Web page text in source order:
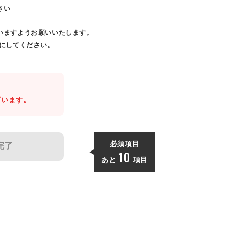
い
すようお願いいたします。
してください。
ます。
了 必須項目
あと 10 項目